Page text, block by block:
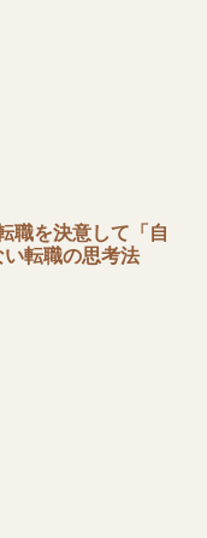
職を決意して「自
転職の思考法